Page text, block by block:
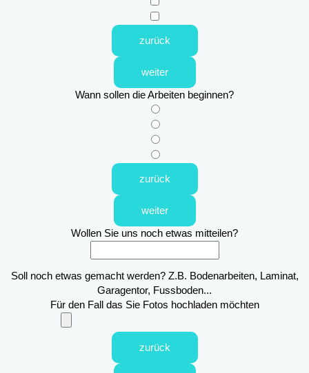
zurück
weiter
Wann sollen die Arbeiten beginnen?
zurück
weiter
Wollen Sie uns noch etwas mitteilen?
Soll noch etwas gemacht werden? Z.B. Bodenarbeiten, Laminat,
Garagentor, Fussboden...
Für den Fall das Sie Fotos hochladen möchten
zurück